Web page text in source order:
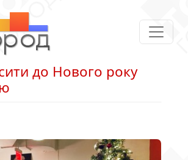
до Нового року